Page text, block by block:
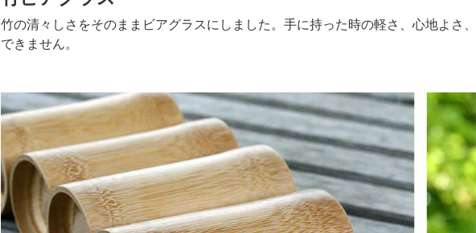
竹の清々しさをそのままビアグラスにしました。手に持った時の軽さ、心地よさ
できません。